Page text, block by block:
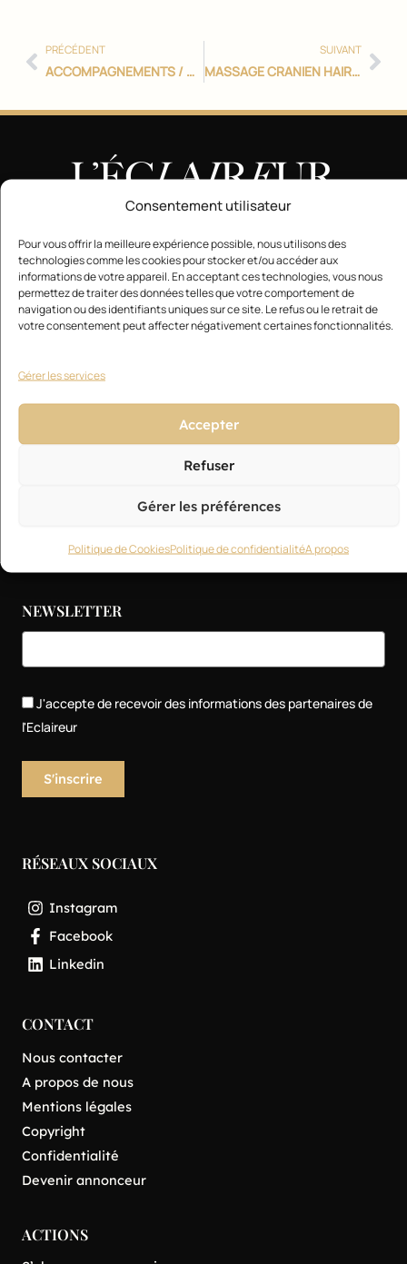
Consentement utilisateur
Pour vous offrir la meilleure expérience possible, nous utilisons des
technologies comme les cookies pour stocker et/ou accéder aux
informations de votre appareil. En acceptant ces technologies, vous nous
permettez de traiter des données telles que votre comportement de
navigation ou des identifiants uniques sur ce site. Le refus ou le retrait de
votre consentement peut affecter négativement certaines fonctionnalités.
Gérer les services
Accepter
Refuser
Gérer les préférences
Politique de CookiesPolitique de confidentialitéA propos
PRÉCÉDENT
ACCOMPAGNEMENTS / COACHING BUSINESS
SUIVANT
MASSAGE CRANIEN HAIR SPA
Magazine
Actualités
Style
Formation
Blog des experts
Petites annonces
NEWSLETTER
J'accepte de recevoir des informations des partenaires de
l'Eclaireur
RÉSEAUX SOCIAUX
Instagram
Facebook
Linkedin
CONTACT
Nous contacter
A propos de nous
Mentions légales
Copyright
Confidentialité
Devenir annonceur
ACTIONS